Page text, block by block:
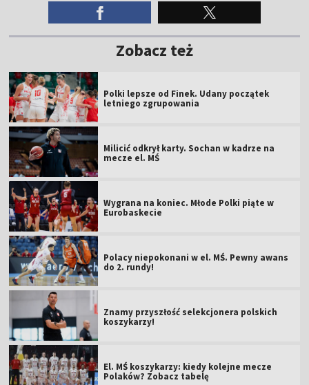
Zobacz też
Polki lepsze od Finek. Udany początek
letniego zgrupowania
Milicić odkrył karty. Sochan w kadrze na
mecze el. MŚ
Wygrana na koniec. Młode Polki piąte w
Eurobaskecie
Polacy niepokonani w el. MŚ. Pewny awans
do 2. rundy!
Znamy przyszłość selekcjonera polskich
koszykarzy!
El. MŚ koszykarzy: kiedy kolejne mecze
Polaków? Zobacz tabelę